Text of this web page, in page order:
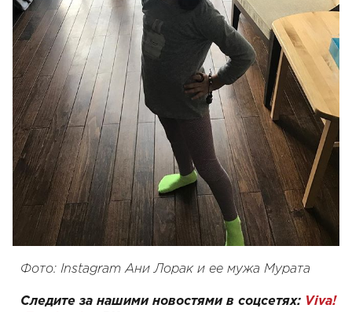
Фото: Instagram Ани Лорак и ее мужа Мурата
Следите за нашими новостями в соцсетях: Viva!